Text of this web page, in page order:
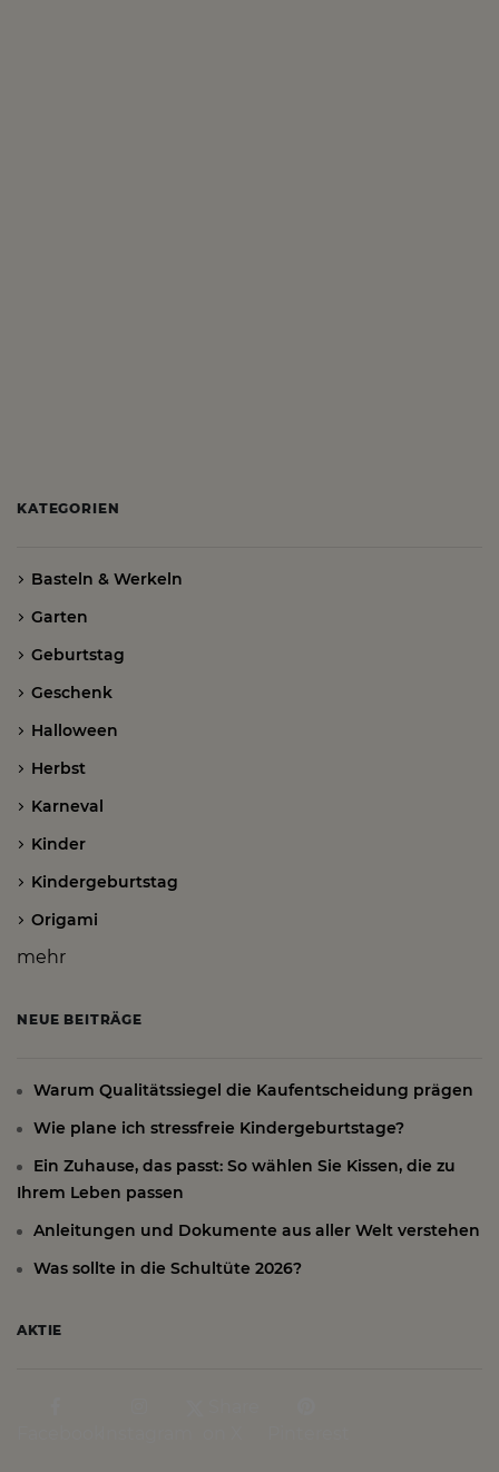
KATEGORIEN
Basteln & Werkeln
Garten
Geburtstag
Geschenk
Halloween
Herbst
Karneval
Kinder
Kindergeburtstag
Origami
mehr
NEUE BEITRÄGE
Warum Qualitätssiegel die Kaufentscheidung prägen
Wie plane ich stressfreie Kindergeburtstage?
Ein Zuhause, das passt: So wählen Sie Kissen, die zu
Ihrem Leben passen
Anleitungen und Dokumente aus aller Welt verstehen
Was sollte in die Schultüte 2026?
AKTIE